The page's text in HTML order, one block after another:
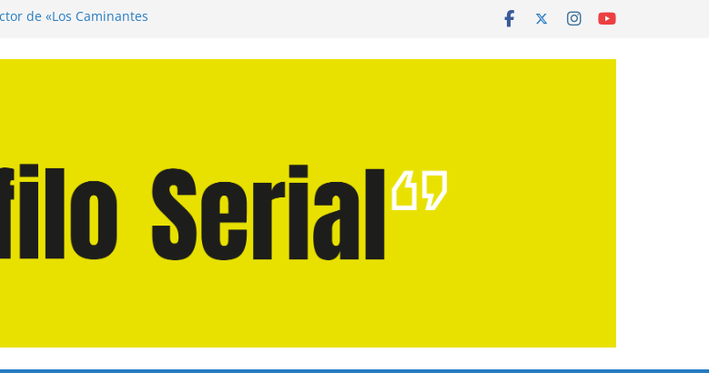
de «Los Caminantes